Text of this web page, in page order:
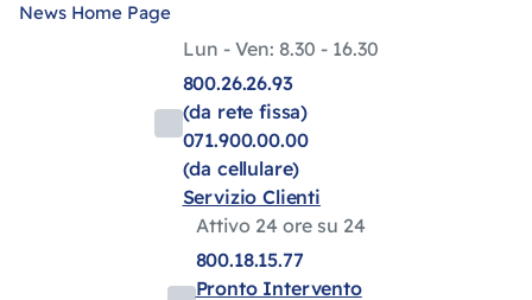
News Home Page
Lun - Ven: 8.30 - 16.30
800.26.26.93
(da rete fissa)
071.900.00.00
(da cellulare)
Servizio Clienti
Attivo 24 ore su 24
800.18.15.77
Pronto Intervento